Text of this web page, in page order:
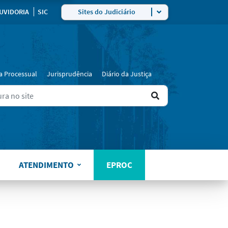
SIC Sites do Judiciário
Processual Jurisprudência Diário da Justiça
Ir
resultado
ATENDIMENTO EPROC